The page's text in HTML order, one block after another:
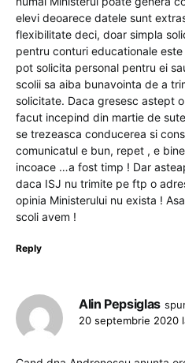
elevi deoarece datele sunt
flexibilitate deci, doar simpla
pentru conturi educationale
pot solicita personal pentru ei
scolii sa aiba bunavointa de a
solicitate. Daca gresesc astept
facut incepind din martie de
se trezeasca conducerea si
comunicatul e bun, repet , e
incoace …a fost timp ! Dar
daca ISJ nu trimite pe ftp o
opinia Ministerului nu exista !
scoli avem !
Reply
Alin Pepsiglas
20 septembrie 2020